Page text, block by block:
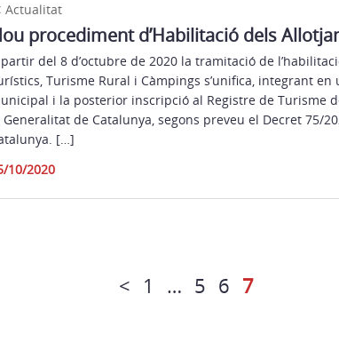
Actualitat
procediment d’Habilitació dels
del 8 d’octubre de 2020 la tramitació de
Turisme Rural i Càmpings s’unifica, integrant
i la posterior inscripció al Registre de Turisme
Generalitat de Catalunya, segons preveu el Decret 75/
[…]
10/2020
< 1 … 5 6 7